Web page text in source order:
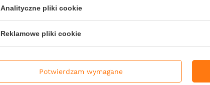
Przynęta CW Lures Nebula 11cm -
tonący - 45g - C40
60,00 zł
Kup za: 1980PKTpunktów
Analityczne pliki cookie
Reklamowe pliki cookie
Potwierdzam wymagane